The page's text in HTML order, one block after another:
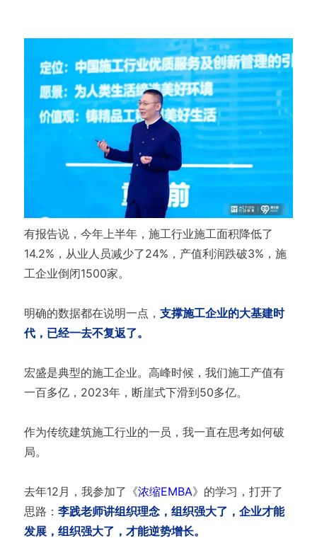
有报告说，今年上半年，施工行业施工面积降低了
14.2%，从业人员减少了24%，产值利润跌破3%，施
工企业倒闭1500家。
明确的数据都在说明一点， 支撑施工企业的大基建时
代，已经一去不复返了。
宏盛是典型的施工企业。高峰时候，我们施工产值有
一百多亿，2023年，断崖式下滑到50多亿。
作为传统建筑施工行业的一员，我一直在思考如何破
局。
去年12月，我参加了《浓缩EMBA》的学习，打开了
思路： 李践老师讲组织理念，组织强大了，企业才能
发展，组织强大了，才能逆势增长。